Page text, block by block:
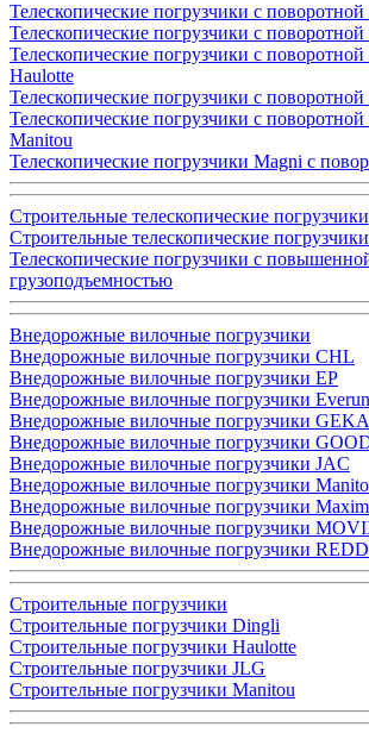
Телескопические погрузчики с
Телескопические погрузчики с
Телескопические погрузчики с
Haulotte
Телескопические погрузчики с
Телескопические погрузчики с
Manitou
Телескопические погрузчики Magni с
Строительные телескопические погрузчики
Строительные телескопические
Телескопические погрузчики с
грузоподъемностью
Внедорожные вилочные погрузчики
Внедорожные вилочные погрузчики CHL
Внедорожные вилочные погрузчики EP
Внедорожные вилочные погрузчики Everun
Внедорожные вилочные погрузчики GEKA
Внедорожные вилочные погрузчики
Внедорожные вилочные погрузчики JAC
Внедорожные вилочные погрузчики
Внедорожные вилочные погрузчики
Внедорожные вилочные погрузчики
Внедорожные вилочные погрузчики
Строительные погрузчики
Строительные погрузчики Dingli
Строительные погрузчики Haulotte
Строительные погрузчики JLG
Строительные погрузчики Manitou